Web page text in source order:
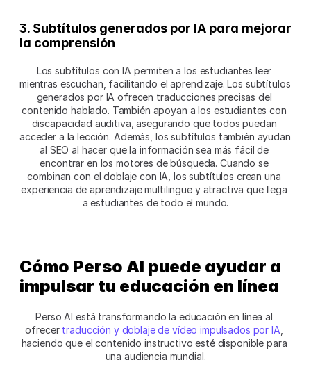
3. Subtítulos generados por IA para mejorar
la comprensión
Los subtítulos con IA permiten a los estudiantes leer
mientras escuchan, facilitando el aprendizaje. Los subtítulos
generados por IA ofrecen traducciones precisas del
contenido hablado. También apoyan a los estudiantes con
discapacidad auditiva, asegurando que todos puedan
acceder a la lección. Además, los subtítulos también ayudan
al SEO al hacer que la información sea más fácil de
encontrar en los motores de búsqueda. Cuando se
combinan con el doblaje con IA, los subtítulos crean una
experiencia de aprendizaje multilingüe y atractiva que llega
a estudiantes de todo el mundo.
Cómo Perso AI puede ayudar a
impulsar tu educación en línea
Perso AI está transformando la educación en línea al
ofrecer traducción y doblaje de vídeo impulsados por IA
haciendo que el contenido instructivo esté disponible para
una audiencia mundial.